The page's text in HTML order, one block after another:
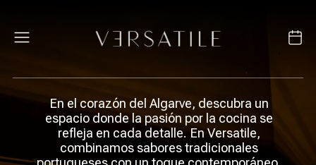
En el corazón del Algarve, descubra un
espacio donde la pasión por la cocina se
refleja en cada detalle. En Versatile,
combinamos sabores tradicionales